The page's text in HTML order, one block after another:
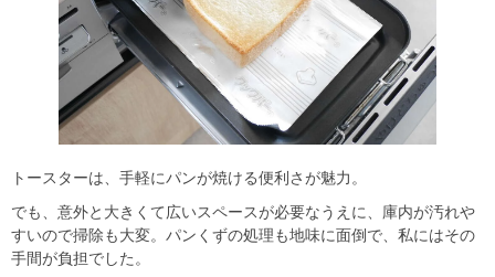
トースターは、手軽にパンが焼ける便利さが魅力。
でも、意外と大きくて広いスペースが必要なうえに、庫内が汚れや
すいので掃除も大変。パンくずの処理も地味に面倒で、私にはその
手間が負担でした。